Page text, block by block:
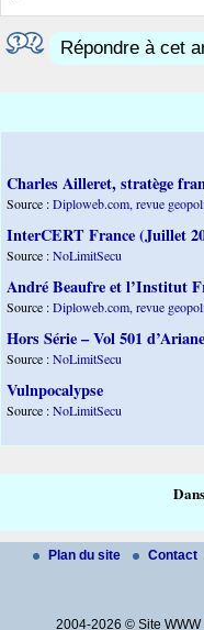
Répondre à cet
Charles Ailleret, stratège
Source :Diploweb.com, revue
InterCERT France (Juillet
Source :NoLimitSecu
André Beaufre et l’Institut
Source :Diploweb.com, revue
Hors Série – Vol 501
Source :NoLimitSecu
Vulnpocalypse
Source :NoLimitSecu
Plan du site Contact
2004-2026 © Site